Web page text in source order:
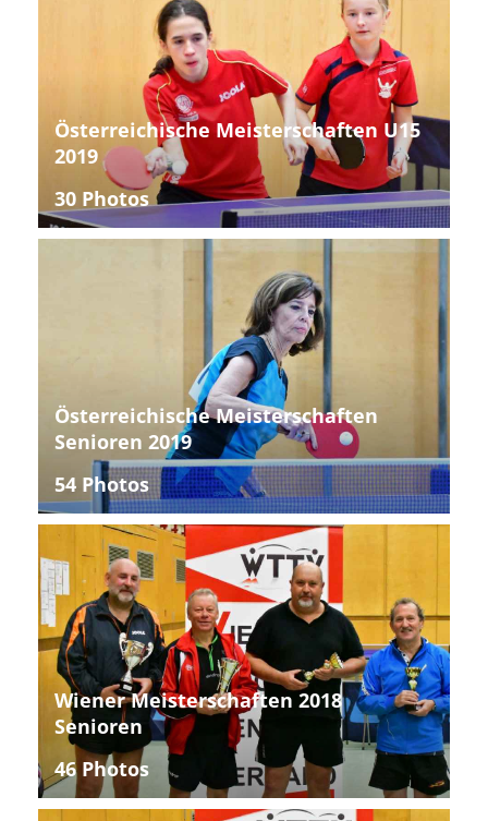
Österreichische Meisterschaften U15
2019
30 Photos
Österreichische Meisterschaften
Senioren 2019
54 Photos
Wiener Meisterschaften 2018
Senioren
46 Photos